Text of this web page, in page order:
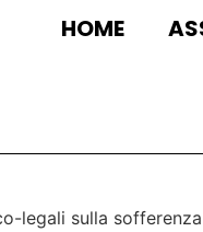
HOME
legali sulla sofferenza